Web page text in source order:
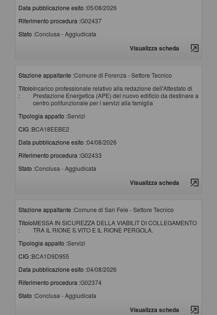
Data pubblicazione esito :05/08/2026
Riferimento procedura :G02437
Stato :Conclusa - Aggiudicata
Visualizza scheda
Stazione appaltante :Comune di Forenza - Settore Tecnico
Titolo
:
Incarico professionale relativo alla redazione dell'Attestato di
Prestazione Energetica (APE) del nuovo edificio da destinare a
centro polifunzionale per i servizi alla famiglia
Tipologia appalto :Servizi
CIG :BCA18EEBE2
Data pubblicazione esito :04/08/2026
Riferimento procedura :G02433
Stato :Conclusa - Aggiudicata
Visualizza scheda
Stazione appaltante :Comune di San Fele - Settore Tecnico
Titolo
:
MESSA IN SICUREZZA DELLA VIABILIT DI COLLEGAMENTO
TRA IL RIONE S.VITO E IL RIONE PERGOLA.
Tipologia appalto :Servizi
CIG :BCA1D9D955
Data pubblicazione esito :04/08/2026
Riferimento procedura :G02374
Stato :Conclusa - Aggiudicata
Visualizza scheda